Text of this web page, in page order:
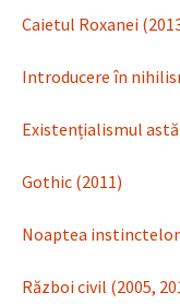
Caietul Roxanei
Introducere în
Existențialismul
Gothic (2011)
Noaptea instinctelor
Război civil (2005,